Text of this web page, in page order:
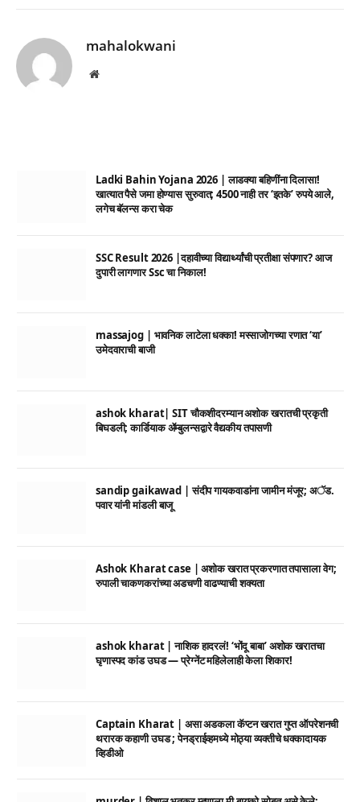
mahalokwani
Website
Ladki Bahin Yojana 2026 | लाडक्या बहिणींना दिलासा!
खात्यात पैसे जमा होण्यास सुरुवात; 4500 नाही तर ‘इतके’ रुपये आले,
लगेच बॅलन्स करा चेक
SSC Result 2026 |दहावीच्या विद्यार्थ्यांची प्रतीक्षा संपणार? आज
दुपारी लागणार Ssc चा निकाल!
massajog | भावनिक लाटेला धक्का! मस्साजोगच्या रणात ‘या’
उमेदवाराची बाजी
ashok kharat| SIT चौकशीदरम्यान अशोक खरातची प्रकृती
बिघडली; कार्डियाक ॲम्बुलन्सद्वारे वैद्यकीय तपासणी
sandip gaikawad | संदीप गायकवाडांना जामीन मंजूर; अॅड.
पवार यांनी मांडली बाजू
Ashok Kharat case | अशोक खरात प्रकरणात तपासाला वेग;
रुपाली चाकणकरांच्या अडचणी वाढण्याची शक्यता
ashok kharat | नाशिक हादरलं! ‘भोंदू बाबा’ अशोक खरातचा
घृणास्पद कांड उघड — प्रेग्नेंट महिलेलाही केला शिकार!
Captain Kharat | असा अडकला कॅप्टन खरात गुप्त ऑपरेशनची
थरारक कहाणी उघड ; पेनड्राईव्हमध्ये मोठ्या व्यक्तीचे धक्कादायक
व्हिडीओ